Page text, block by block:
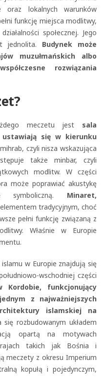
lokalnych warunków
funkcję miejsca modlitwy,
społecznej. Jego
jednolita. Budynek może
muzułmańskich albo
rozwiązania
meczetu jest sala
się w kierunku
czyli nisza wskazująca
także minbar, czyli
modlitw. W części
może poprawiać akustykę
symboliczną. Minaret,
tradycyjnym, choć
pełni funkcję związaną z
Właśnie w Europie
w Europie znajdują się
wschodniej części
funkcjonujący
z najważniejszych
islamskiej na
się rozbudowanym układem
opartą na motywach
takich jak Bośnia i
meczety z okresu Imperium
kopułą i pojedynczym,